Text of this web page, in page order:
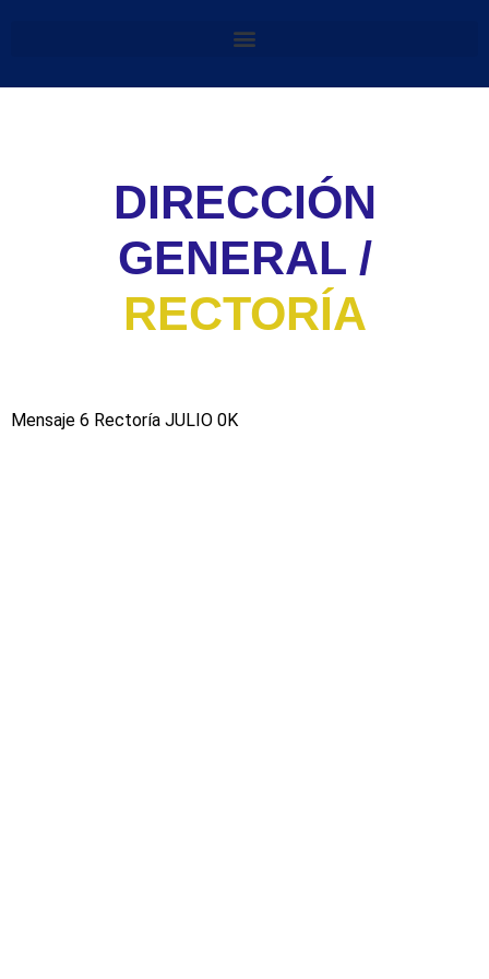
DIRECCIÓN
GENERAL /
RECTORÍA
Mensaje 6 Rectoría JULIO 0K